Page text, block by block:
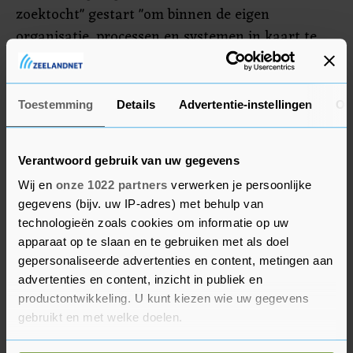
Toestemming Details Advertentie-instellingen
Verantwoord gebruik van uw gegevens
Wij en onze 1022 partners verwerken je persoonlijke
gegevens (bijv. uw IP-adres) met behulp van
technologieën zoals cookies om informatie op uw
apparaat op te slaan en te gebruiken met als doel
gepersonaliseerde advertenties en content, metingen aan
advertenties en content, inzicht in publiek en
productontwikkeling. U kunt kiezen wie uw gegevens
gebruikt en met welke doelen.
zoektocht" gestart "om binnen de eigen
organisatie, processen en systemen in kaart te
brengen waar deze indicatoren in risicomodellen
worden gebruikt". Het kabinet gaat op zoek naar
een manier om het "objectief meetbaar" te maken
of bijvoorbeeld de tweede nationaliteit
"Bij twijfel zal bij de Autoriteit Persoonsgegevens
of het College voor de Rechten van de Mens
melding worden gemaakt", schrijft Knops in zijn
brief. "Indien sprake is van risicomodellen waar
onrechtmatig of oneigenlijk gebruik wordt
gemaakt van afkomst gerelateerde variabelen,
wordt het gebruik ervan beëindigd." De mensen
van wie gegevens onrechtmatig zijn bijgehouden,